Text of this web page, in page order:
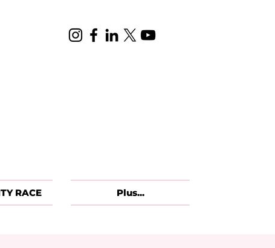
RACE Plus...